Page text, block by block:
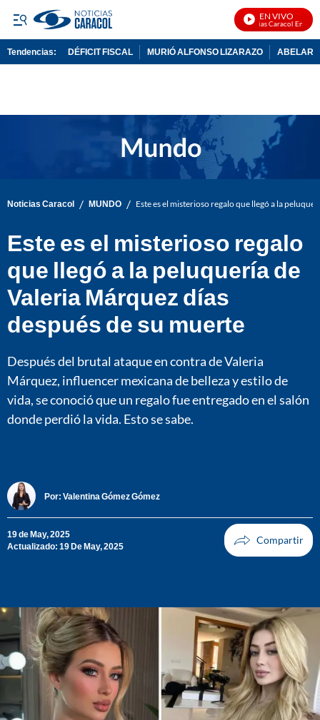
EN VIVO
Noticias Caracol En Vivo
Tendencias: DÉFICIT FISCAL MURIÓ ALFONSO LIZARAZO
Noticias Caracol / MUNDO / Este es el misterioso regalo que llegó a la
Este es el misterioso regalo
que llegó a la peluquería de
Valeria Márquez días
después de su muerte
Después del brutal ataque en contra de Valeria
Márquez, influencer mexicana de belleza y estilo de
vida, se conoció que un regalo fue entregado en el salón
donde perdió la vida. Esto se sabe.
Por: Valentina Gómez Gómez
19 de May, 2025
Actualizado: 19 De May, 2025